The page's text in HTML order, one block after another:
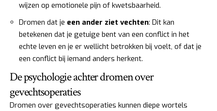
wijzen op emotionele pijn of kwetsbaarheid.
Dromen dat je een ander ziet vechten: Dit kan
betekenen dat je getuige bent van een conflict in het
echte leven en je er wellicht betrokken bij voelt, of dat je
een conflict bij iemand anders herkent.
De psychologie achter dromen over
gevechtsoperaties
Dromen over gevechtsoperaties kunnen diepe wortels